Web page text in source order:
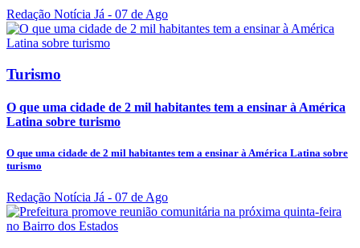
Redação Notícia Já - 07 de Ago
Turismo
O que uma cidade de 2 mil habitantes tem a ensinar à América
Latina sobre turismo
O que uma cidade de 2 mil habitantes tem a ensinar à América Latina sobre
turismo
Redação Notícia Já - 07 de Ago